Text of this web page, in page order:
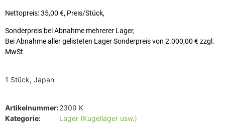
Nettopreis: 35,00 €, Preis/Stück,
Sonderpreis bei Abnahme mehrerer Lager,
Bei Abnahme aller gelisteten Lager Sonderpreis von 2.000,00 € zzgl.
MwSt.
1 Stück, Japan
Artikelnummer:2309 K
Kategorie:
Lager (Kugellager usw.)